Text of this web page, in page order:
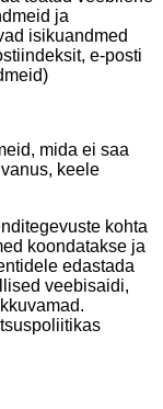
ja
isikuandmed
e-posti
mida ei saa
keele
kohta
koondatakse ja
edastada
veebisaidi,